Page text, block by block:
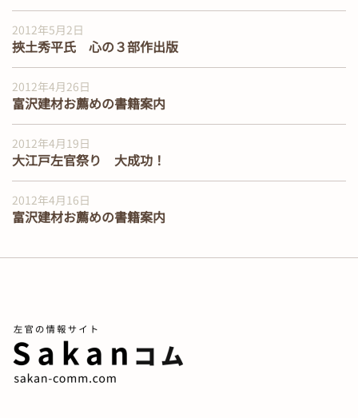
2012年5月2日
挾土秀平氏 心の３部作出版
2012年4月26日
富沢建材お薦めの書籍案内
2012年4月19日
大江戸左官祭り 大成功！
2012年4月16日
富沢建材お薦めの書籍案内